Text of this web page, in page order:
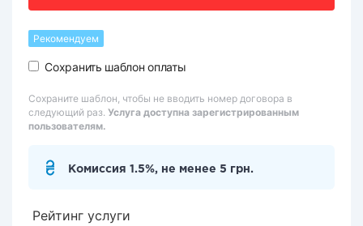
Рекомендуем
Сохранить шаблон оплаты
Сохраните шаблон, чтобы не вводить номер договора в
следующий раз. Услуга доступна зарегистрированным
пользователям.
Комиссия 1.5%, не менее 5 грн.
Рейтинг услуги